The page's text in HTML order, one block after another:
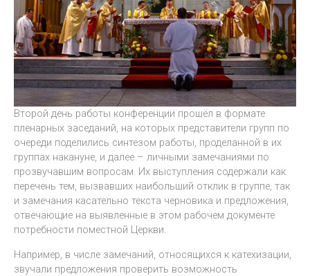
Второй день работы конференции прошёл в формате
пленарных заседаний, на которых представители групп по
очереди поделились синтезом работы, проделанной в их
группах накануне, и далее – личными замечаниями по
прозвучавшим вопросам. Их выступления содержали как
перечень тем, вызвавших наибольший отклик в группе, так
и замечания касательно текста черновика и предложения,
отвечающие на выявленные в этом рабочем документе
потребности поместной Церкви.
Например, в числе замечаний, относящихся к катехизации,
звучали предложения проверить возможность